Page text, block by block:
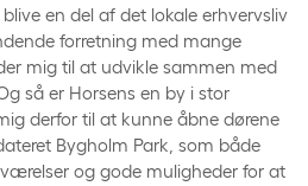
en del af det lokale erhvervsliv
forretning med mange
mig til at udvikle sammen med
så er Horsens en by i stor
derfor til at kunne åbne dørene
Bygholm Park, som både
og gode muligheder for at